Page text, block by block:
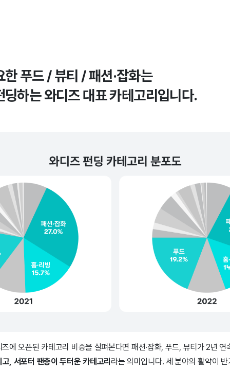
푸드 / 뷰티 / 패션·잡화는
딩하는 와디즈 대표 카테고리입니다.
에 오픈된 카테고리 비중을 살펴본다면 패션·잡화, 푸드, 뷰티가 2년 연
, 서포터 팬층이 두터운 카테고리 라는 의미입니다. 세 분야의 활약이 반